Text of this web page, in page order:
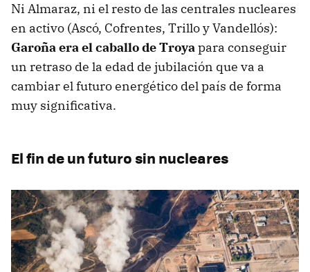
Ni Almaraz, ni el resto de las centrales nucleares
en activo (Ascó, Cofrentes, Trillo y Vandellós):
Garoña era el caballo de Troyapara conseguir
un retraso de la edad de jubilación que va a
cambiar el futuro energético del país de forma
muy significativa.
El fin de un futuro sin nucleares